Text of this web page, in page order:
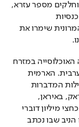
פופולרית ביהדות, ובה נכתבו ספר דניאל וחלקים מספר עזרא,
וכן התלמוד הבבלי והתלמוד הירושלמי. הכנסיות
והמרונית שימרו את
עם הכיבוש הערבי במאה השביעית החלה האוכלוסייה במזרח
התיכון להתאסלם ולעבור בהדרגה לדבר ערבית. הארמית
נשארה שפתם של היהודים והנוצרים. קהילות המדברות
ארמית כשפת אם השתמרו עד ימינו בעיראק, באיראן,
בטורקיה, בסוריה, בגאורגיה ובארמניה - כחצי מיליון דוברי
ארמית בעולם, רובם בדיאלקט מזרחי. זהו הניב שבו נכתב